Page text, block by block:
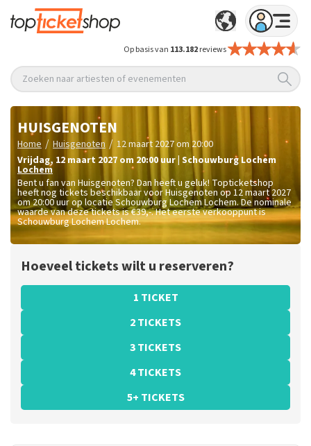
Op basis van 113.182reviews
Zoeken naar artiesten of evenementen
HUISGENOTEN
Home / Huisgenoten / 12 maart 2027 om 20:00
vrijdag, 12 maart 2027 om 20:00 uur Schouwburg Lochem
Lochem
Bent u fan van Huisgenoten? Dan heeft u geluk! Topticketshop
heeft nog tickets beschikbaar voor Huisgenoten op 12 maart 2027
om 20:00 uur op locatie Schouwburg Lochem Lochem. De nominale
waarde van deze tickets is€39,-. Het eerste verkooppunt is
Schouwburg Lochem Lochem.
Hoeveel tickets wilt u reserveren?
1 TICKET
2 TICKETS
3 TICKETS
4 TICKETS
5+ TICKETS